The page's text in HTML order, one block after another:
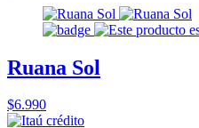
Ruana Sol
$6.990